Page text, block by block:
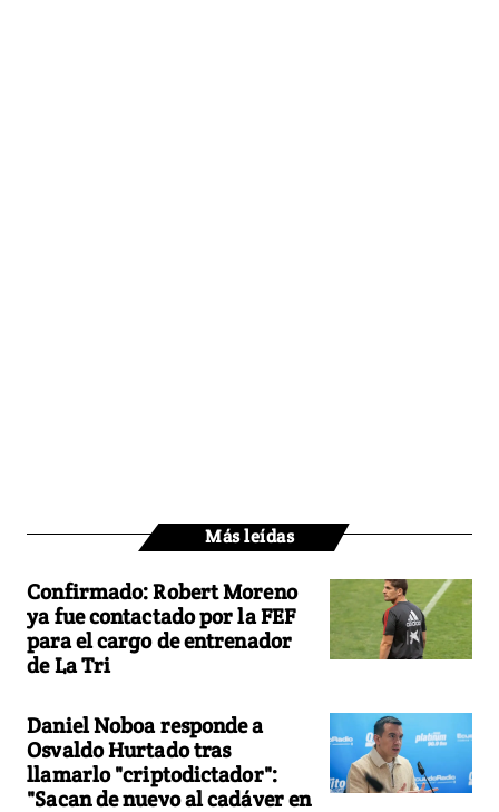
Más leídas
Confirmado: Robert Moreno
ya fue contactado por la FEF
para el cargo de entrenador
de La Tri
Daniel Noboa responde a
Osvaldo Hurtado tras
llamarlo "criptodictador":
"Sacan de nuevo al cadáver en